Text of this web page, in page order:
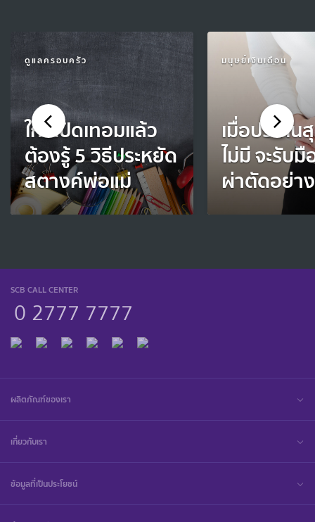
ดูแลครอบครัว
ใกล้เปิดเทอมแล้ว
ต้องรู้ 5 วิธีประหยัด
สตางค์พ่อแม่
มนุษย์เงินเดือน
เมื่อประกั
ไม่มี จะรับ
ผ่าตัดอย่า
SCB CALL CENTER
0 2777 7777
ผลิตภัณฑ์ของเรา
เกี่ยวกับเรา
ข้อมูลที่เป็นประโยชน์